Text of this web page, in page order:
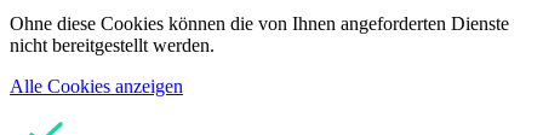
Ohne diese Cookies können die von Ihnen angeforderten Dienste
nicht bereitgestellt werden.
Alle Cookies anzeigen